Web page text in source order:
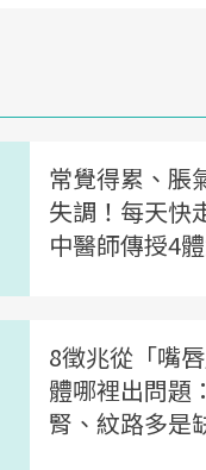
常覺得累、脹
失調！每天快
中醫師傳授4
8徵兆從「嘴
體哪裡出問題
腎、紋路多是